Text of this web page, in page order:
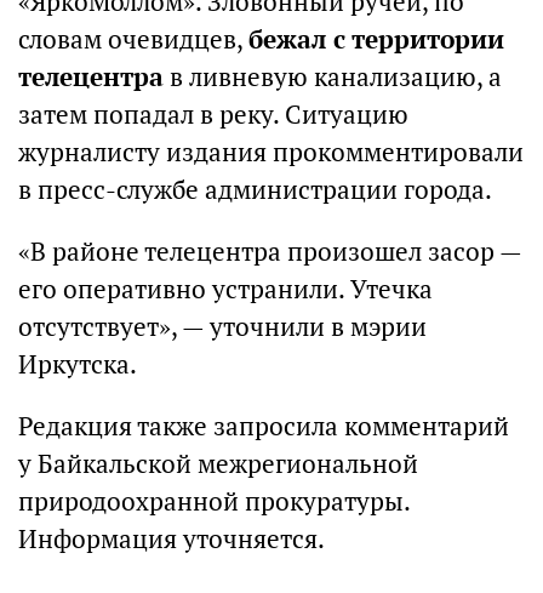
словам очевидцев,бежал с территории
телецентрав ливневую канализацию, а
затем попадал в реку. Ситуацию
журналисту издания прокомментировали
в пресс-службе администрации города.
«В районе телецентра произошел засор —
его оперативно устранили. Утечка
отсутствует», — уточнили в мэрии
Иркутска.
Редакция также запросила комментарий
у Байкальской межрегиональной
природоохранной прокуратуры.
Информация уточняется.